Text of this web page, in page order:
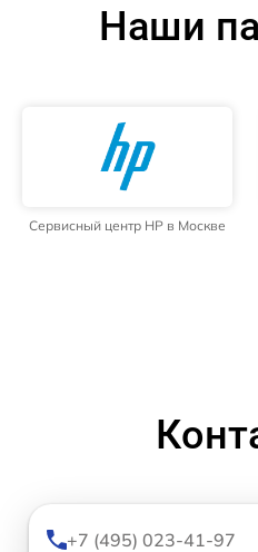
Наши
Сервисный центр HP в Москве
+7 (495) 023-41-97